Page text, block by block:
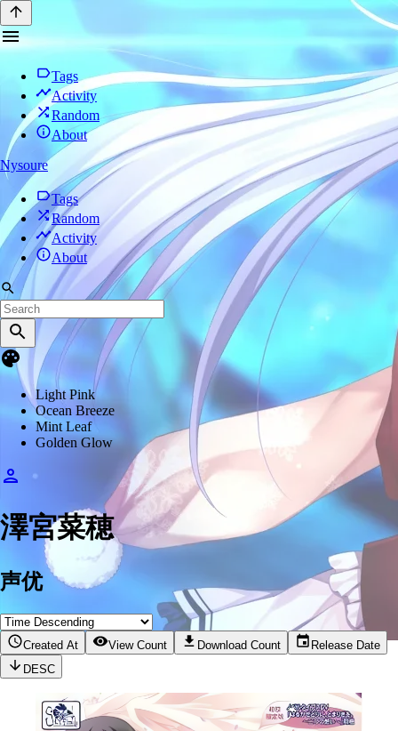
Tags
Activity
Random
About
Nysoure
Tags
Random
Activity
About
Light Pink
Ocean Breeze
Mint Leaf
Golden Glow
澤宮菜穂
声优
Created At View Count Download Count
Release Date
DESC